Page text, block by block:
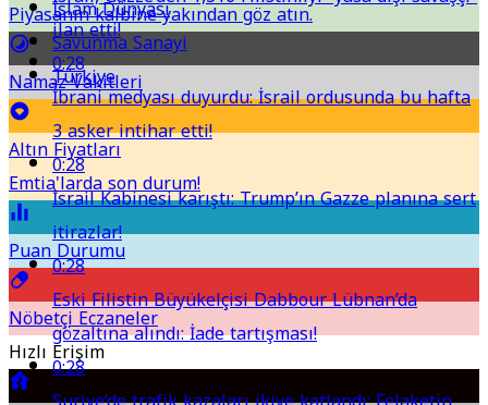
Piyasanın kalbine yakından göz atın.
Namaz Vakitleri
Altın Fiyatları
Emtia'larda son durum!
Puan Durumu
Nöbetçi Eczaneler
Hızlı Erişim
İslam Dünyası
Savunma Sanayi
Türkiye
ilan etti!
0:28
İbrani medyası duyurdu: İsrail ordusunda bu hafta
3 asker intihar etti!
0:28
İsrail Kabinesi karıştı: Trump’ın Gazze planına sert
itirazlar!
0:28
Eski Filistin Büyükelçisi Dabbour Lübnan’da
gözaltına alındı: İade tartışması!
0:28